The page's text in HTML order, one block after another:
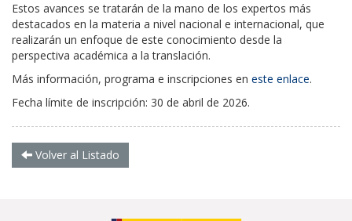
Estos avances se tratarán de la mano de los expertos más
destacados en la materia a nivel nacional e internacional, que
realizarán un enfoque de este conocimiento desde la
perspectiva académica a la translación.
Más información, programa e inscripciones en este enlace.
Fecha límite de inscripción: 30 de abril de 2026.
Volver al Listado